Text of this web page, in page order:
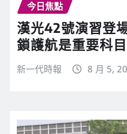
今日焦點
漢光42號演習登
鎖護航是重要科目
新一代時報 8 月 5,